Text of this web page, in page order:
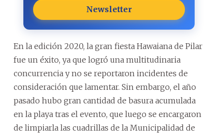
Newsletter
En la edición 2020, la gran fiesta Hawaiana de Pilar
fue un éxito, ya que logró una multitudinaria
concurrencia y no se reportaron incidentes de
consideración que lamentar. Sin embargo, el año
pasado hubo gran cantidad de basura acumulada
en la playa tras el evento, que luego se encargaron
de limpiarla las cuadrillas de la Municipalidad de